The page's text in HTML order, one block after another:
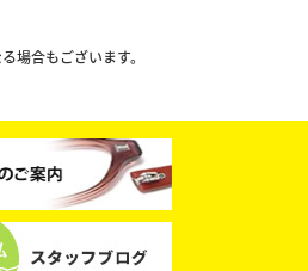
場合もございます。